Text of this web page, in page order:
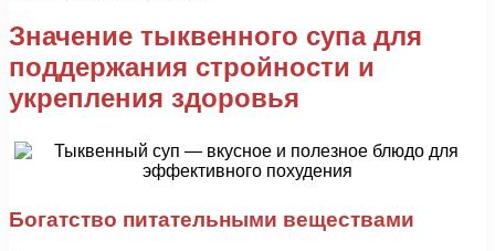
Значение тыквенного супа для
поддержания стройности и
укрепления здоровья
Богатство питательными веществами